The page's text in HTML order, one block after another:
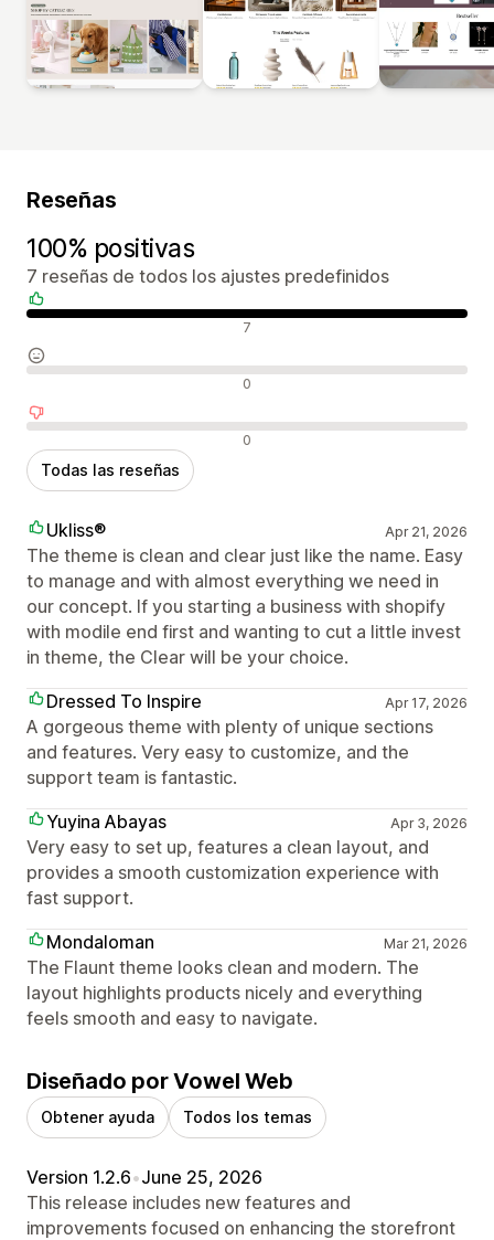
Reseñas
100% positivas
7 reseñas de todos los ajustes predefinidos
Reseñas positivas 7
Reseñas neutras 0
Reseñas negativas 0
Todas las reseñas
Ukliss® Apr 21, 2026
The theme is clean and clear just like the name. Easy
to manage and with almost everything we need in
our concept. If you starting a business with shopify
with modile end first and wanting to cut a little invest
in theme, the Clear will be your choice.
Dressed To Inspire
Apr 17, 2026
A gorgeous theme with plenty of unique sections
and features. Very easy to customize, and the
support team is fantastic.
Yuyina Abayas
Apr 3, 2026
Very easy to set up, features a clean layout, and
provides a smooth customization experience with
fast support.
Mondaloman
Mar 21, 2026
The Flaunt theme looks clean and modern. The
layout highlights products nicely and everything
feels smooth and easy to navigate.
Diseñado por Vowel Web
Obtener ayuda Todos los temas
Version 1.2.6•June 25, 2026
This release includes new features and
improvements focused on enhancing the storefront